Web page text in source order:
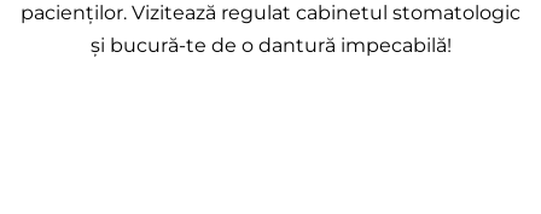
pacienților. Vizitează regulat cabinetul stomatologic
și bucură-te de o dantură impecabilă!